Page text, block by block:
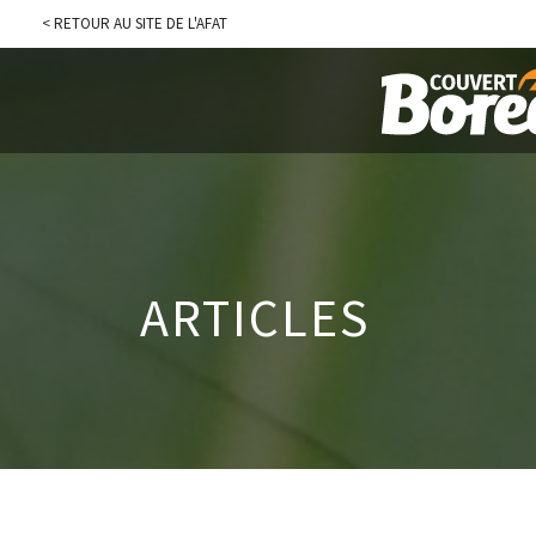
< RETOUR AU SITE DE L'AFAT
ARTICLES